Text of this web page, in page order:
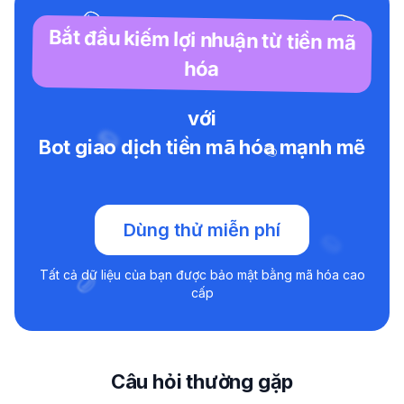
Bắt đầu kiếm lợi nhuận từ tiền mã
hóa
với
Bot giao dịch tiền mã hóa mạnh mẽ
Dùng thử miễn phí
Tất cả dữ liệu của bạn được bảo mật bằng mã hóa cao
cấp
Câu hỏi thường gặp